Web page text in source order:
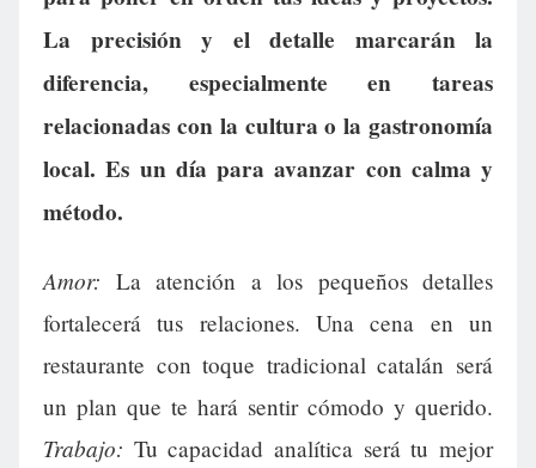
La precisión y el detalle marcarán la
diferencia, especialmente en tareas
relacionadas con la cultura o la gastronomía
local. Es un día para avanzar con calma y
método.
Amor: La atención a los pequeños detalles
fortalecerá tus relaciones. Una cena en un
restaurante con toque tradicional catalán será
un plan que te hará sentir cómodo y querido.
Trabajo: Tu capacidad analítica será tu mejor